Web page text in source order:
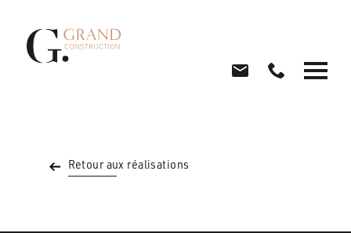
Retour aux réalisations